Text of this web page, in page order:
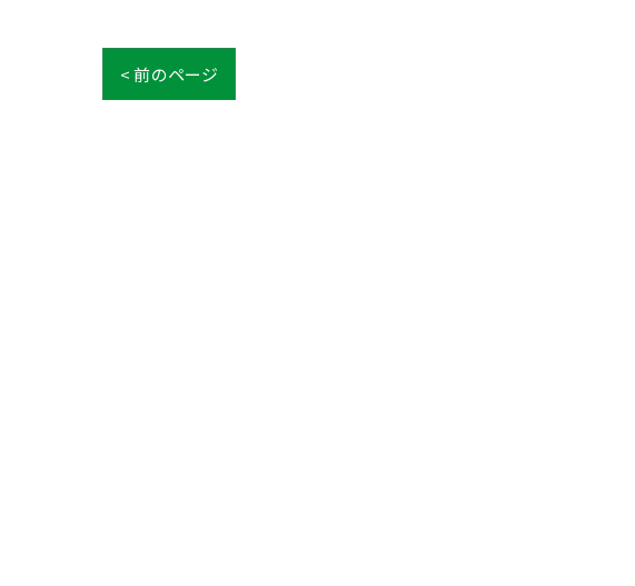
< 前のページ